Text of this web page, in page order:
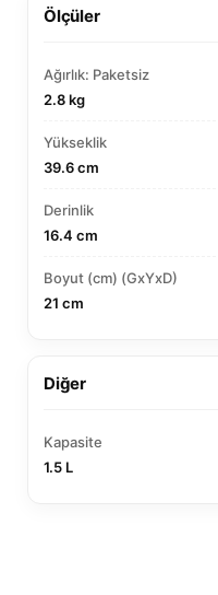
Ölçüler
Ağırlık: Paketsiz
2.8 kg
Yükseklik
39.6 cm
Derinlik
16.4 cm
Boyut (cm) (GxYxD)
21 cm
Diğer
Kapasite
1.5 L